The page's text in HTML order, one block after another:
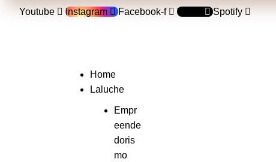
Youtube Instagram Facebook-f Tiktok Spotify
Home
Laluche
Empr
eende
doris
mo